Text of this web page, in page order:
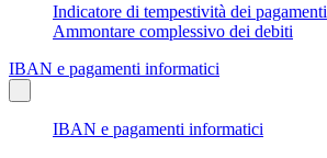
Indicatore di tempestività dei pagamenti
Ammontare complessivo dei debiti
IBAN e pagamenti informatici
IBAN e pagamenti informatici